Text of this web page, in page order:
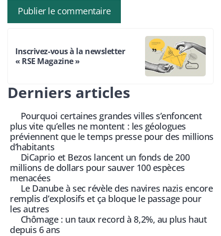
Inscrivez-vous à la newsletter
« RSE Magazine »
Derniers articles
Pourquoi certaines grandes villes s’enfoncent
plus vite qu’elles ne montent : les géologues
préviennent que le temps presse pour des millions
d’habitants
DiCaprio et Bezos lancent un fonds de 200
millions de dollars pour sauver 100 espèces
menacées
Le Danube à sec révèle des navires nazis encore
remplis d’explosifs et ça bloque le passage pour
les autres
Chômage : un taux record à 8,2%, au plus haut
depuis 6 ans